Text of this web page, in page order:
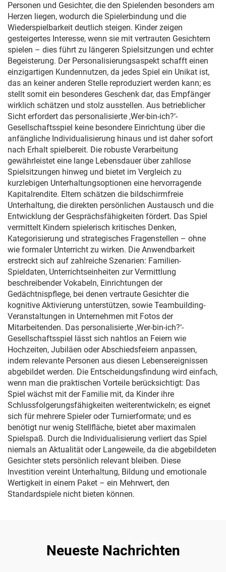
Personen und Gesichter, die den Spielenden besonders am
Herzen liegen, wodurch die Spielerbindung und die
Wiederspielbarkeit deutlich steigen. Kinder zeigen
gesteigertes Interesse, wenn sie mit vertrauten Gesichtern
spielen – dies führt zu längeren Spielsitzungen und echter
Begeisterung. Der Personalisierungsaspekt schafft einen
einzigartigen Kundennutzen, da jedes Spiel ein Unikat ist,
das an keiner anderen Stelle reproduziert werden kann; es
stellt somit ein besonderes Geschenk dar, das Empfänger
wirklich schätzen und stolz ausstellen. Aus betrieblicher
Sicht erfordert das personalisierte ‚Wer-bin-ich?‘-
Gesellschaftsspiel keine besondere Einrichtung über die
anfängliche Individualisierung hinaus und ist daher sofort
nach Erhalt spielbereit. Die robuste Verarbeitung
gewährleistet eine lange Lebensdauer über zahllose
Spielsitzungen hinweg und bietet im Vergleich zu
kurzlebigen Unterhaltungsoptionen eine hervorragende
Kapitalrendite. Eltern schätzen die bildschirmfreie
Unterhaltung, die direkten persönlichen Austausch und die
Entwicklung der Gesprächsfähigkeiten fördert. Das Spiel
vermittelt Kindern spielerisch kritisches Denken,
Kategorisierung und strategisches Fragenstellen – ohne
wie formaler Unterricht zu wirken. Die Anwendbarkeit
erstreckt sich auf zahlreiche Szenarien: Familien-
Spieldaten, Unterrichtseinheiten zur Vermittlung
beschreibender Vokabeln, Einrichtungen der
Gedächtnispflege, bei denen vertraute Gesichter die
kognitive Aktivierung unterstützen, sowie Teambuilding-
Veranstaltungen in Unternehmen mit Fotos der
Mitarbeitenden. Das personalisierte ‚Wer-bin-ich?‘-
Gesellschaftsspiel lässt sich nahtlos an Feiern wie
Hochzeiten, Jubiläen oder Abschiedsfeiern anpassen,
indem relevante Personen aus diesen Lebensereignissen
abgebildet werden. Die Entscheidungsfindung wird einfach,
wenn man die praktischen Vorteile berücksichtigt: Das
Spiel wächst mit der Familie mit, da Kinder ihre
Schlussfolgerungsfähigkeiten weiterentwickeln; es eignet
sich für mehrere Spieler oder Turnierformate; und es
benötigt nur wenig Stellfläche, bietet aber maximalen
Spielspaß. Durch die Individualisierung verliert das Spiel
niemals an Aktualität oder Langeweile, da die abgebildeten
Gesichter stets persönlich relevant bleiben. Diese
Investition vereint Unterhaltung, Bildung und emotionale
Wertigkeit in einem Paket – ein Mehrwert, den
Standardspiele nicht bieten können.
Neueste Nachrichten